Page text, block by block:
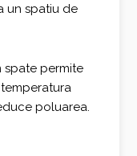
un spatiu de
spate permite
poluarea.